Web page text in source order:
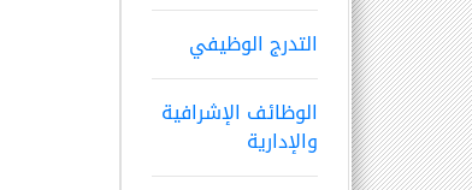
التدرج الوظيفي
الوظائف الإشرافية
والإدارية